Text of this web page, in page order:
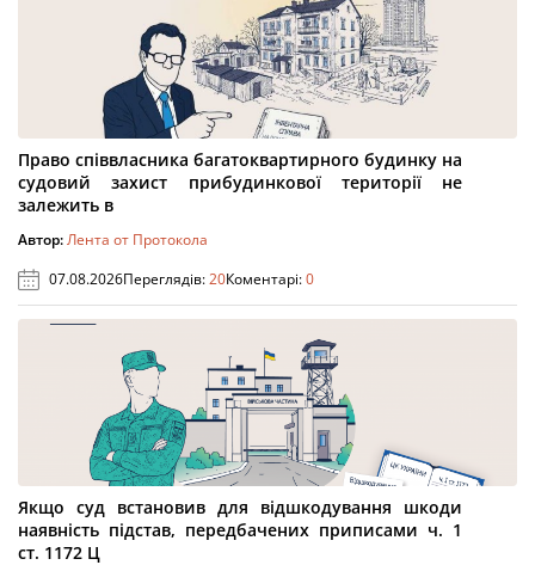
Право співвласника багатоквартирного будинку на
судовий захист прибудинкової території не
залежить в
Автор:Лента от Протокола
07.08.2026Переглядів:20Коментарі:0
Якщо суд встановив для відшкодування шкоди
наявність підстав, передбачених приписами ч. 1
ст. 1172 Ц